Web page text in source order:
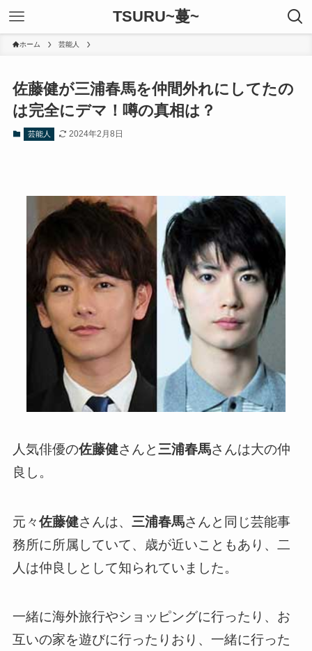
TSURU~蔓~
ホーム 芸能人
佐藤健が三浦春馬を仲間外れにしてたの
は完全にデマ！噂の真相は？
芸能人 2024年2月8日
人気俳優の佐藤健さんと 三浦春馬さんは大の仲
良し。
元々佐藤健さんは、 三浦春馬さんと同じ芸能事
務所に所属していて、歳が近いこともあり、二
人は仲良しとして知られていました。
一緒に海外旅行やショッピングに行ったり、お
互いの家を遊びに行ったりおり、一緒に行った